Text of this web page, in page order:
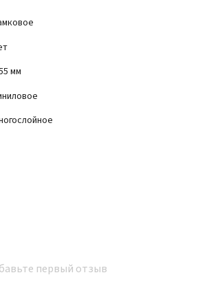
мм
первый отзыв